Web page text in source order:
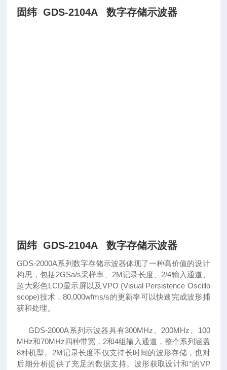
固纬 GDS-2104A 数字存储示波器
固纬 GDS-2104A 数字存储示波器
GDS-2000A系列数字存储示波器体现了一种高价值的设计
构思，包括2GSa/s采样率、2M记录长度、2/4输入通道、
超大彩色LCD显示屏以及VPO (Visual Persistence Oscillo
scope)技术，80,000wfms/s的更新率可以快速完成波形捕
获和处理。
GDS-2000A系列示波器具有300MHz、200MHz、100
MHz和70MHz四种带宽，2和4组输入通道，整个系列涵盖
8种机型。2M记录长度不仅支持长时间的波形存储，也对
后期分析提供了充足的数据支持。波形获取设计和*的VP